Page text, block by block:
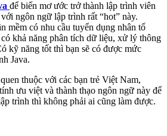
để biến mơ ước trở thành lập trình viên
ngôn ngữ lập trình rất “hot” này.
mềm có nhu cầu tuyển dụng nhân tố
khả năng phân tích dữ liệu, xử lý thông
kỹ năng tốt thì bạn sẽ có được mức
Java.
thuộc với các bạn trẻ Việt Nam,
ưu việt và thành thạo ngôn ngữ này để
trình thì không phải ai cũng làm được.